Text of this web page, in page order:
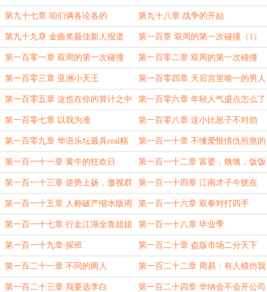
第九十七章 咱们俩各论各的 第九十八章 战争的开始
第九十九章 金曲奖最佳新人报道
（四更）
第一百章 双周的第一次碰撞（1）
第一百零一章 双周的第一次碰撞
（2）
第一百零二章 双周的第一次碰撞
（3）［7k字］
第一百零三章 亚洲小天王 第一百零四章 天后宫里唯一的男人
第一百零五章 这也在你的算计之中
吗
第一百零六章 年轻人气盛点怎么了
第一百零七章 以我为准 第一百零八章 这小比崽子不对劲
（四更）
第一百零九章 华语乐坛最具real精
神的男人
第一百一十章 不懂爱恨情仇煎熬的
我们
第一百一十一章 黄牛的狂欢日 第一百一十二章 富婆，饿饿，饭饭
第一百一十三章 逆势上扬，傲视群
雄
第一百一十四章 江南才子今犹在
（五更）
第一百一十五章 人称破产缩水版周
易
第一百一十六章 双拳对打四手
第一百一十七章 行走江湖全靠姐姐 第一百一十八章 毕业季
第一百一十九章 探班 第一百二十章 盗版市场二分天下
（三更）
第一百二十一章 不同的两人 第一百二十二章 周易：有人模仿我
第一百二十三章 我要选李白 第一百二十四章 华纳会不会开公司